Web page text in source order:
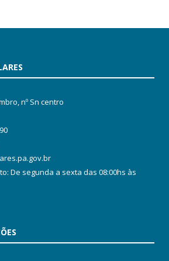
nº Sn centro
De segunda a sexta das 08:00hs às